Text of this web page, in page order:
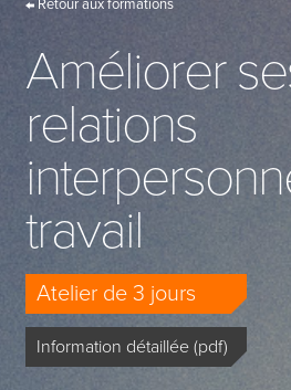
Retour aux formations
Améliorer
relations
travail
Atelier de 3 jours
Information détaillée (pdf)